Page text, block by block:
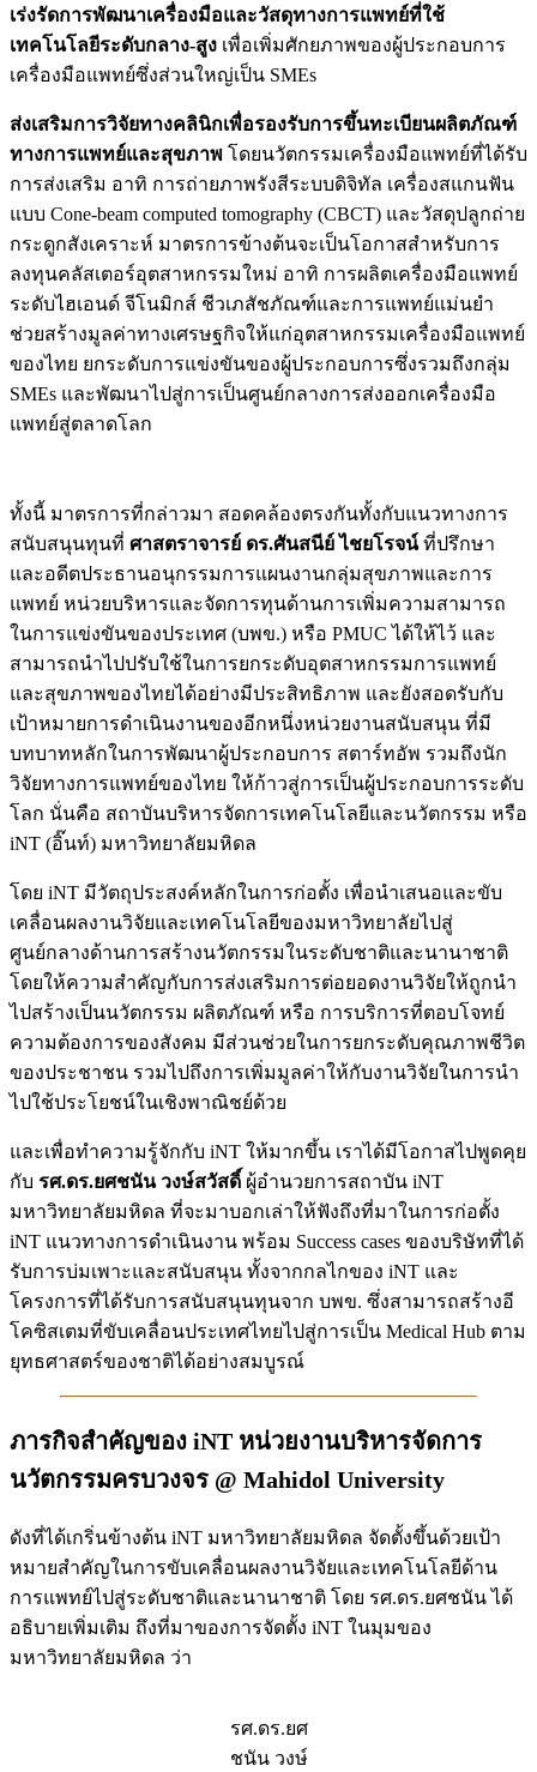
เร่งรัดการพัฒนาเครื่องมือและวัสดุทางการแพทย์ที่ใช้
เทคโนโลยีระดับกลาง-สูง เพื่อเพิ่มศักยภาพของผู้ประกอบการ
เครื่องมือแพทย์ซึ่งส่วนใหญ่เป็น SMEs
ส่งเสริมการวิจัยทางคลินิกเพื่อรองรับการขึ้นทะเบียนผลิตภัณฑ์
ทางการแพทย์และสุขภาพ โดยนวัตกรรมเครื่องมือแพทย์ที่ได้รับ
การส่งเสริม อาทิ การถ่ายภาพรังสีระบบดิจิทัล เครื่องสแกนฟัน
แบบ Cone-beam computed tomography (CBCT) และวัสดุปลูกถ่าย
กระดูกสังเคราะห์ มาตรการข้างต้นจะเป็นโอกาสสำหรับการ
ลงทุนคลัสเตอร์อุตสาหกรรมใหม่ อาทิ การผลิตเครื่องมือแพทย์
ระดับไฮเอนด์ จีโนมิกส์ ชีวเภสัชภัณฑ์และการแพทย์แม่นยำ
ช่วยสร้างมูลค่าทางเศรษฐกิจให้แก่อุตสาหกรรมเครื่องมือแพทย์
ของไทย ยกระดับการแข่งขันของผู้ประกอบการซึ่งรวมถึงกลุ่ม
SMEs และพัฒนาไปสู่การเป็นศูนย์กลางการส่งออกเครื่องมือ
แพทย์สู่ตลาดโลก
ทั้งนี้ มาตรการที่กล่าวมา สอดคล้องตรงกันทั้งกับแนวทางการ
สนับสนุนทุนที่ ศาสตราจารย์ ดร.ศันสนีย์ ไชยโรจน์ที่ปรึกษา
และอดีตประธานอนุกรรมการแผนงานกลุ่มสุขภาพและการ
แพทย์ หน่วยบริหารและจัดการทุนด้านการเพิ่มความสามารถ
ในการแข่งขันของประเทศ (บพข.) หรือ PMUC ได้ให้ไว้ และ
สามารถนำไปปรับใช้ในการยกระดับอุตสาหกรรมการแพทย์
และสุขภาพของไทยได้อย่างมีประสิทธิภาพ และยังสอดรับกับ
เป้าหมายการดำเนินงานของอีกหนึ่งหน่วยงานสนับสนุน ที่มี
บทบาทหลักในการพัฒนาผู้ประกอบการ สตาร์ทอัพ รวมถึงนัก
วิจัยทางการแพทย์ของไทย ให้ก้าวสู่การเป็นผู้ประกอบการระดับ
โลก นั่นคือ สถาบันบริหารจัดการเทคโนโลยีและนวัตกรรม หรือ
iNT (อิ๊นท์) มหาวิทยาลัยมหิดล
โดย iNT มีวัตถุประสงค์หลักในการก่อตั้ง เพื่อนำเสนอและขับ
เคลื่อนผลงานวิจัยและเทคโนโลยีของมหาวิทยาลัยไปสู่
ศูนย์กลางด้านการสร้างนวัตกรรมในระดับชาติและนานาชาติ
โดยให้ความสำคัญกับการส่งเสริมการต่อยอดงานวิจัยให้ถูกนำ
ไปสร้างเป็นนวัตกรรม ผลิตภัณฑ์ หรือ การบริการที่ตอบโจทย์
ความต้องการของสังคม มีส่วนช่วยในการยกระดับคุณภาพชีวิต
ของประชาชน รวมไปถึงการเพิ่มมูลค่าให้กับงานวิจัยในการนำ
ไปใช้ประโยชน์ในเชิงพาณิชย์ด้วย
และเพื่อทำความรู้จักกับ iNT ให้มากขึ้น เราได้มีโอกาสไปพูดคุย
กับ รศ.ดร.ยศชนัน วงษ์สวัสดิ์ ผู้อำนวยการสถาบัน iNT
มหาวิทยาลัยมหิดล ที่จะมาบอกเล่าให้ฟังถึงที่มาในการก่อตั้ง
iNT แนวทางการดำเนินงาน พร้อม Success cases ของบริษัทที่ได้
รับการบ่มเพาะและสนับสนุน ทั้งจากกลไกของ iNT และ
โครงการที่ได้รับการสนับสนุนทุนจาก บพข. ซึ่งสามารถสร้างอี
โคซิสเตมที่ขับเคลื่อนประเทศไทยไปสู่การเป็น Medical Hub ตาม
ยุทธศาสตร์ของชาติได้อย่างสมบูรณ์
ภารกิจสำคัญของ iNT หน่วยงานบริหารจัดการ
นวัตกรรมครบวงจร @ Mahidol University
ดังที่ได้เกริ่นข้างต้น iNT มหาวิทยาลัยมหิดล จัดตั้งขึ้นด้วยเป้า
หมายสำคัญในการขับเคลื่อนผลงานวิจัยและเทคโนโลยีด้าน
การแพทย์ไปสู่ระดับชาติและนานาชาติ โดย รศ.ดร.ยศชนัน ได้
อธิบายเพิ่มเติม ถึงที่มาของการจัดตั้ง iNT ในมุมของ
มหาวิทยาลัยมหิดล ว่า
รศ.ดร.ยศ
ชนัน วงษ์